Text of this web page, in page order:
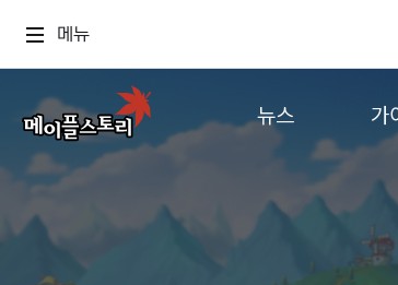
메뉴
뉴스
공지사항
업데이트
캐시샵 공지
가
게
직
확률